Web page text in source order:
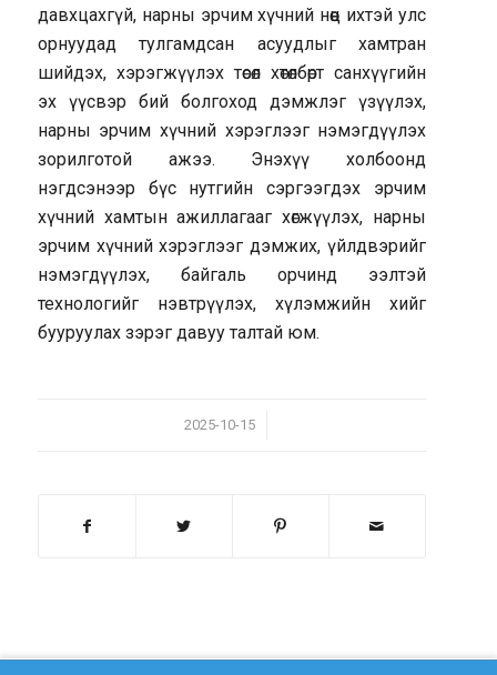
давхцахгүй, нарны эрчим хүчний нөөц ихтэй улс
орнуудад тулгамдсан асуудлыг хамтран
шийдэх, хэрэгжүүлэх төсөл хөтөлбөрт санхүүгийн
эх үүсвэр бий болгоход дэмжлэг үзүүлэх,
нарны эрчим хүчний хэрэглээг нэмэгдүүлэх
зорилготой ажээ. Энэхүү холбоонд
нэгдсэнээр бүс нутгийн сэргээгдэх эрчим
хүчний хамтын ажиллагааг хөгжүүлэх, нарны
эрчим хүчний хэрэглээг дэмжих, үйлдвэрийг
нэмэгдүүлэх, байгаль орчинд ээлтэй
технологийг нэвтрүүлэх, хүлэмжийн хийг
бууруулах зэрэг давуу талтай юм.
2025-10-15
/